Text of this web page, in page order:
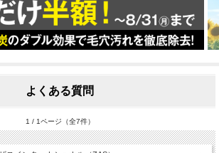
よくある質問
1 / 1ページ（全7件）